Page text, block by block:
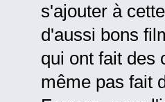
s'ajouter à
d'aussi bons
qui ont fait des
même pas fait